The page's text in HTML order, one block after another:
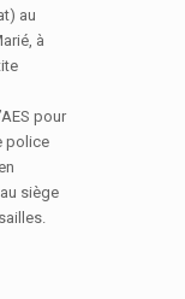
au
à
pour
police
siège